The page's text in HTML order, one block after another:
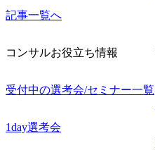
記事一覧へ
コンサルお役立ち情報
受付中の選考会/セミナー一覧
1day選考会